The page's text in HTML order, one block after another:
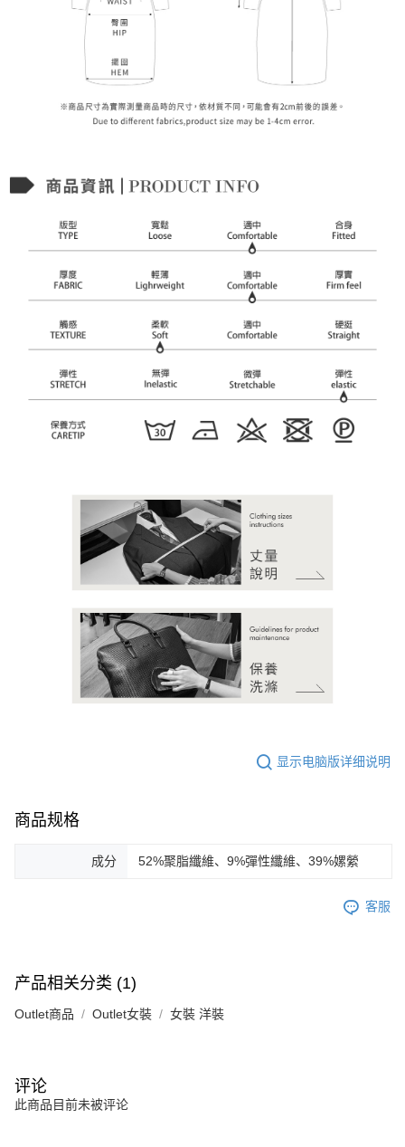
显示电脑版详细说明
商品规格
成分 52%聚脂纖維、9%彈性纖維、39%嫘縈
客服
产品相关分类 (1)
Outlet商品 Outlet女裝 女裝 洋裝
评论
此商品目前未被评论